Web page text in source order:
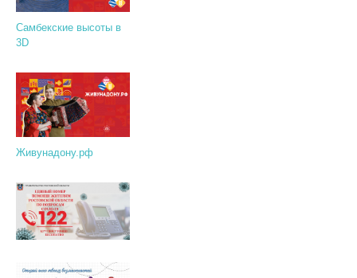
Самбекские высоты в
3D
Живунадону.рф